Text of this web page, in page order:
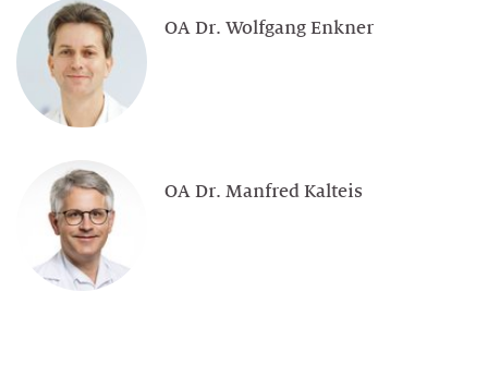
OA Dr. Wolfgang Enkner
OA Dr. Manfred Kalteis